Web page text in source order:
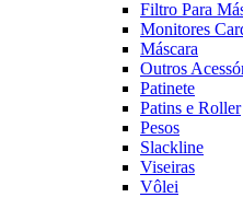
Filtro Para
Monitores
Máscara
Outros
Patinete
Patins e Roller
Pesos
Slackline
Viseiras
Vôlei